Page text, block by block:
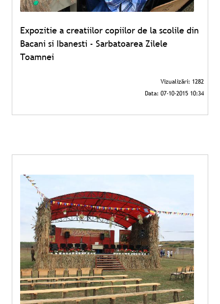
Expozitie a creatiilor copiilor de la scolile din
Bacani si Ibanesti - Sarbatoarea Zilele
Toamnei